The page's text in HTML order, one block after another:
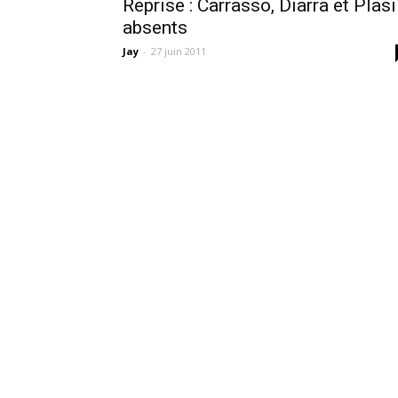
Reprise : Carrasso, Diarra et
absents
Jay - 27 juin 2011